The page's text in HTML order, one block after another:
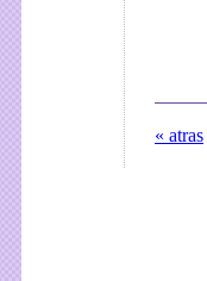
« atras